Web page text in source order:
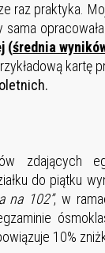
raz praktyka.
(średnia
kartę
zdających
do piątku
na 102”, w
10%